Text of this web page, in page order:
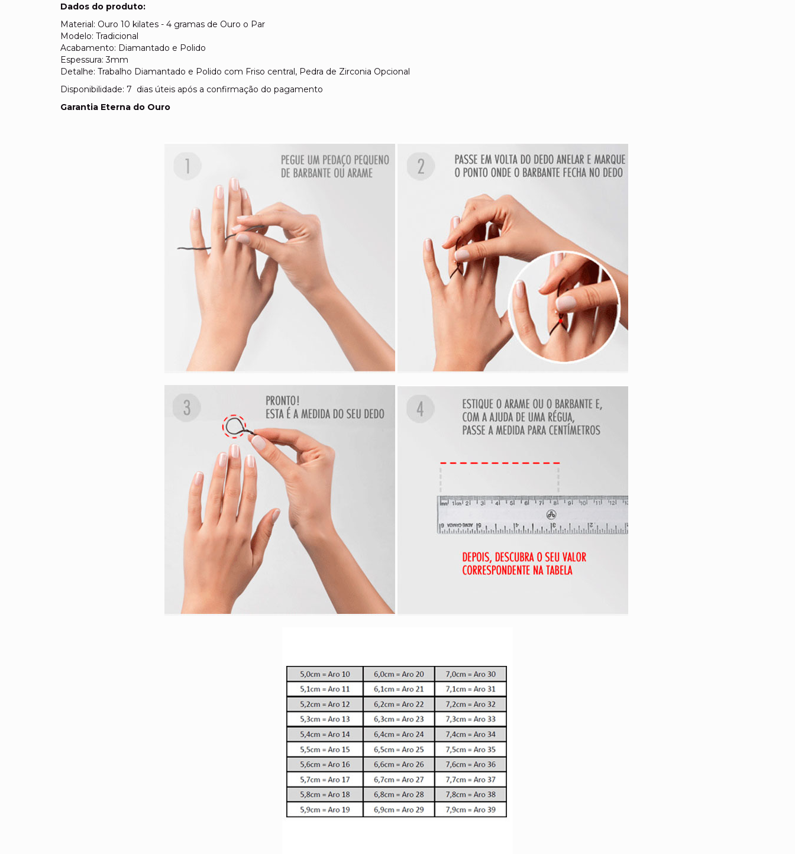
Dados do produto:
Material: Ouro 10 kilates - 4 gramas de Ouro o Par
Modelo: Tradicional
Acabamento: Diamantado e Polido
Espessura: 3mm
Detalhe: Trabalho Diamantado e Polido com Friso central, Pedra de Zirconia Opcional
Disponibilidade: 7 dias úteis após a confirmação do pagamento
Garantia Eterna do Ouro